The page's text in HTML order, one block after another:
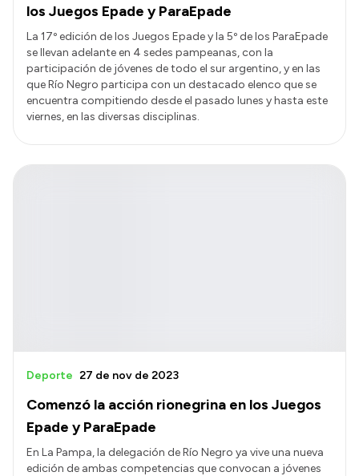
los Juegos Epade y ParaEpade
La 17º edición de los Juegos Epade y la 5º de los ParaEpade
se llevan adelante en 4 sedes pampeanas, con la
participación de jóvenes de todo el sur argentino, y en las
que Río Negro participa con un destacado elenco que se
encuentra compitiendo desde el pasado lunes y hasta este
viernes, en las diversas disciplinas.
Comenzó la acción rionegrina en los Juegos
Epade y ParaEpade
Deporte 27 de nov de 2023
En La Pampa, la delegación de Río Negro ya vive una nueva
edición de ambas competencias que convocan a jóvenes